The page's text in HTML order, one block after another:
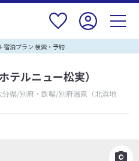
宿泊プラン 検索・予約
ルニュー松実）
分県/別府・鉄輪/別府温泉（北浜地